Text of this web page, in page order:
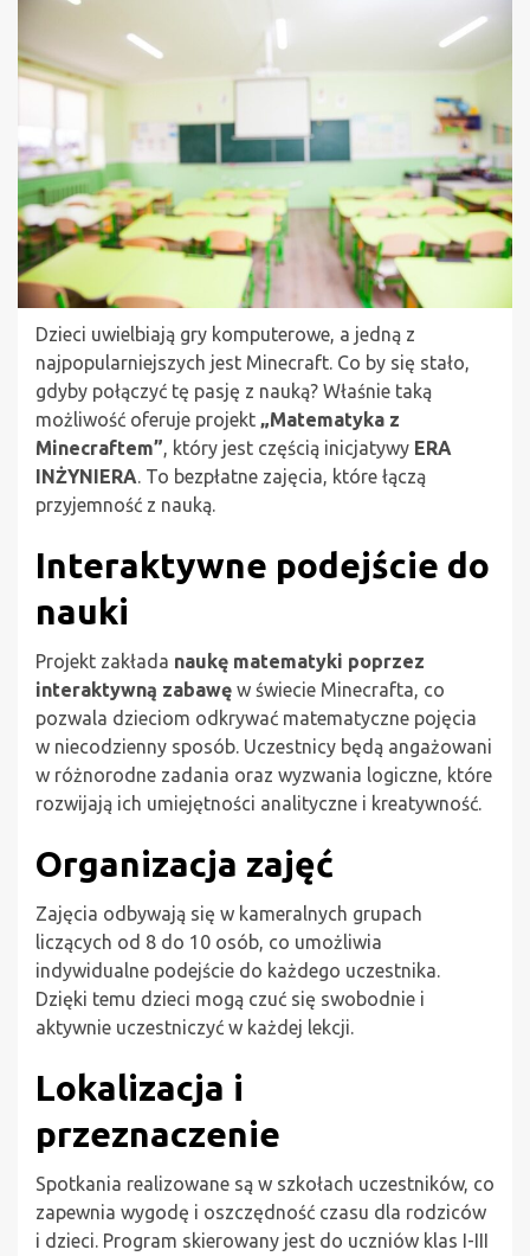
Dzieci uwielbiają gry komputerowe, a jedną z
najpopularniejszych jest Minecraft. Co by się stało,
gdyby połączyć tę pasję z nauką? Właśnie taką
możliwość oferuje projekt „Matematyka z
Minecraftem”, który jest częścią inicjatywy ERA
INŻYNIERA. To bezpłatne zajęcia, które łączą
przyjemność z nauką.
Interaktywne podejście do
nauki
Projekt zakłada naukę matematyki poprzez
interaktywną zabawę w świecie Minecrafta, co
pozwala dzieciom odkrywać matematyczne pojęcia
w niecodzienny sposób. Uczestnicy będą angażowani
w różnorodne zadania oraz wyzwania logiczne, które
rozwijają ich umiejętności analityczne i kreatywność.
Organizacja zajęć
Zajęcia odbywają się w kameralnych grupach
liczących od 8 do 10 osób, co umożliwia
indywidualne podejście do każdego uczestnika.
Dzięki temu dzieci mogą czuć się swobodnie i
aktywnie uczestniczyć w każdej lekcji.
Lokalizacja i
przeznaczenie
Spotkania realizowane są w szkołach uczestników, co
zapewnia wygodę i oszczędność czasu dla rodziców
i dzieci. Program skierowany jest do uczniów klas I-III